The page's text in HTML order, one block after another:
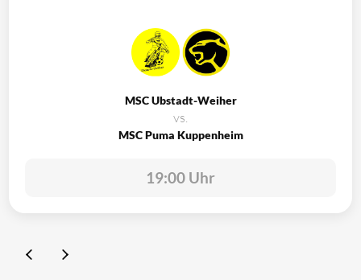
MSC Ubstadt-Weiher
vs.
MSC Puma Kuppenheim
19:00 Uhr